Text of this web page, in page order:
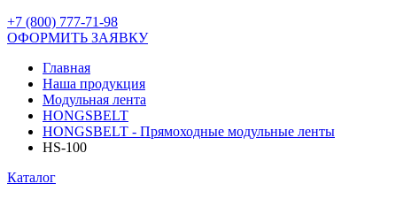
+7 (800) 777-71-98
ОФОРМИТЬ ЗАЯВКУ
Главная
Наша продукция
Модульная лента
HONGSBELT
HONGSBELT - Прямоходные модульные ленты
HS-100
Каталог